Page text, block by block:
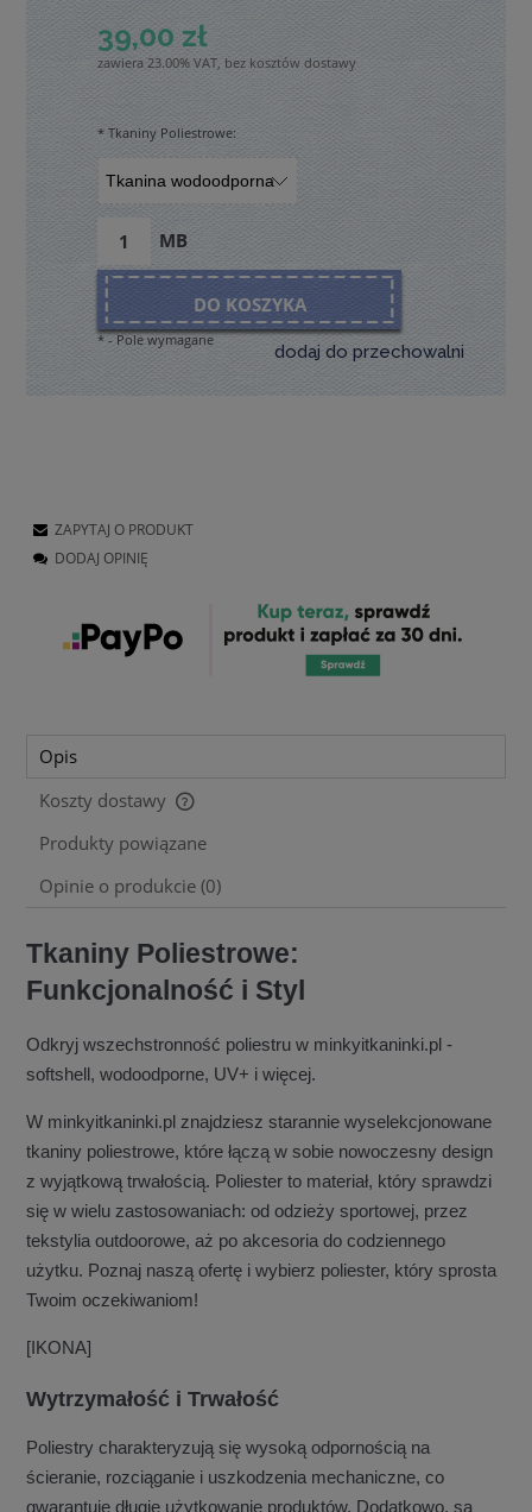
39,00 zł
zawiera 23.00% VAT, bez kosztów dostawy
* Tkaniny Poliestrowe:
MB
DO KOSZYKA
dodaj do przechowalni
*- Pole wymagane
ZAPYTAJ O PRODUKT
DODAJ OPINIĘ
Opis
Koszty dostawy
Cena nie zawiera ewentualnych kosztów płatności
Produkty powiązane
Opinie o produkcie (0)
Tkaniny Poliestrowe:
Funkcjonalność i Styl
Odkryj wszechstronność poliestru w minkyitkaninki.pl -
softshell, wodoodporne, UV+ i więcej.
W minkyitkaninki.pl znajdziesz starannie wyselekcjonowane
tkaniny poliestrowe, które łączą w sobie nowoczesny design
z wyjątkową trwałością. Poliester to materiał, który sprawdzi
się w wielu zastosowaniach: od odzieży sportowej, przez
tekstylia outdoorowe, aż po akcesoria do codziennego
użytku. Poznaj naszą ofertę i wybierz poliester, który sprosta
Twoim oczekiwaniom!
[IKONA]
Wytrzymałość i Trwałość
Poliestry charakteryzują się wysoką odpornością na
ścieranie, rozciąganie i uszkodzenia mechaniczne, co
gwarantuje długie użytkowanie produktów. Dodatkowo, są